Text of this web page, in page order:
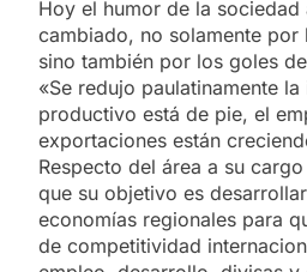
Hoy el humor de la sociedad
cambiado, no solamente por
sino también por los goles
«Se redujo paulatinamente
productivo está de pie, el
exportaciones están
Respecto del área a su
que su objetivo es
economías regionales para
de competitividad